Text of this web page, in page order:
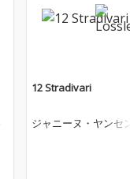
12 Stradivari
ジャニーヌ・ヤンセン